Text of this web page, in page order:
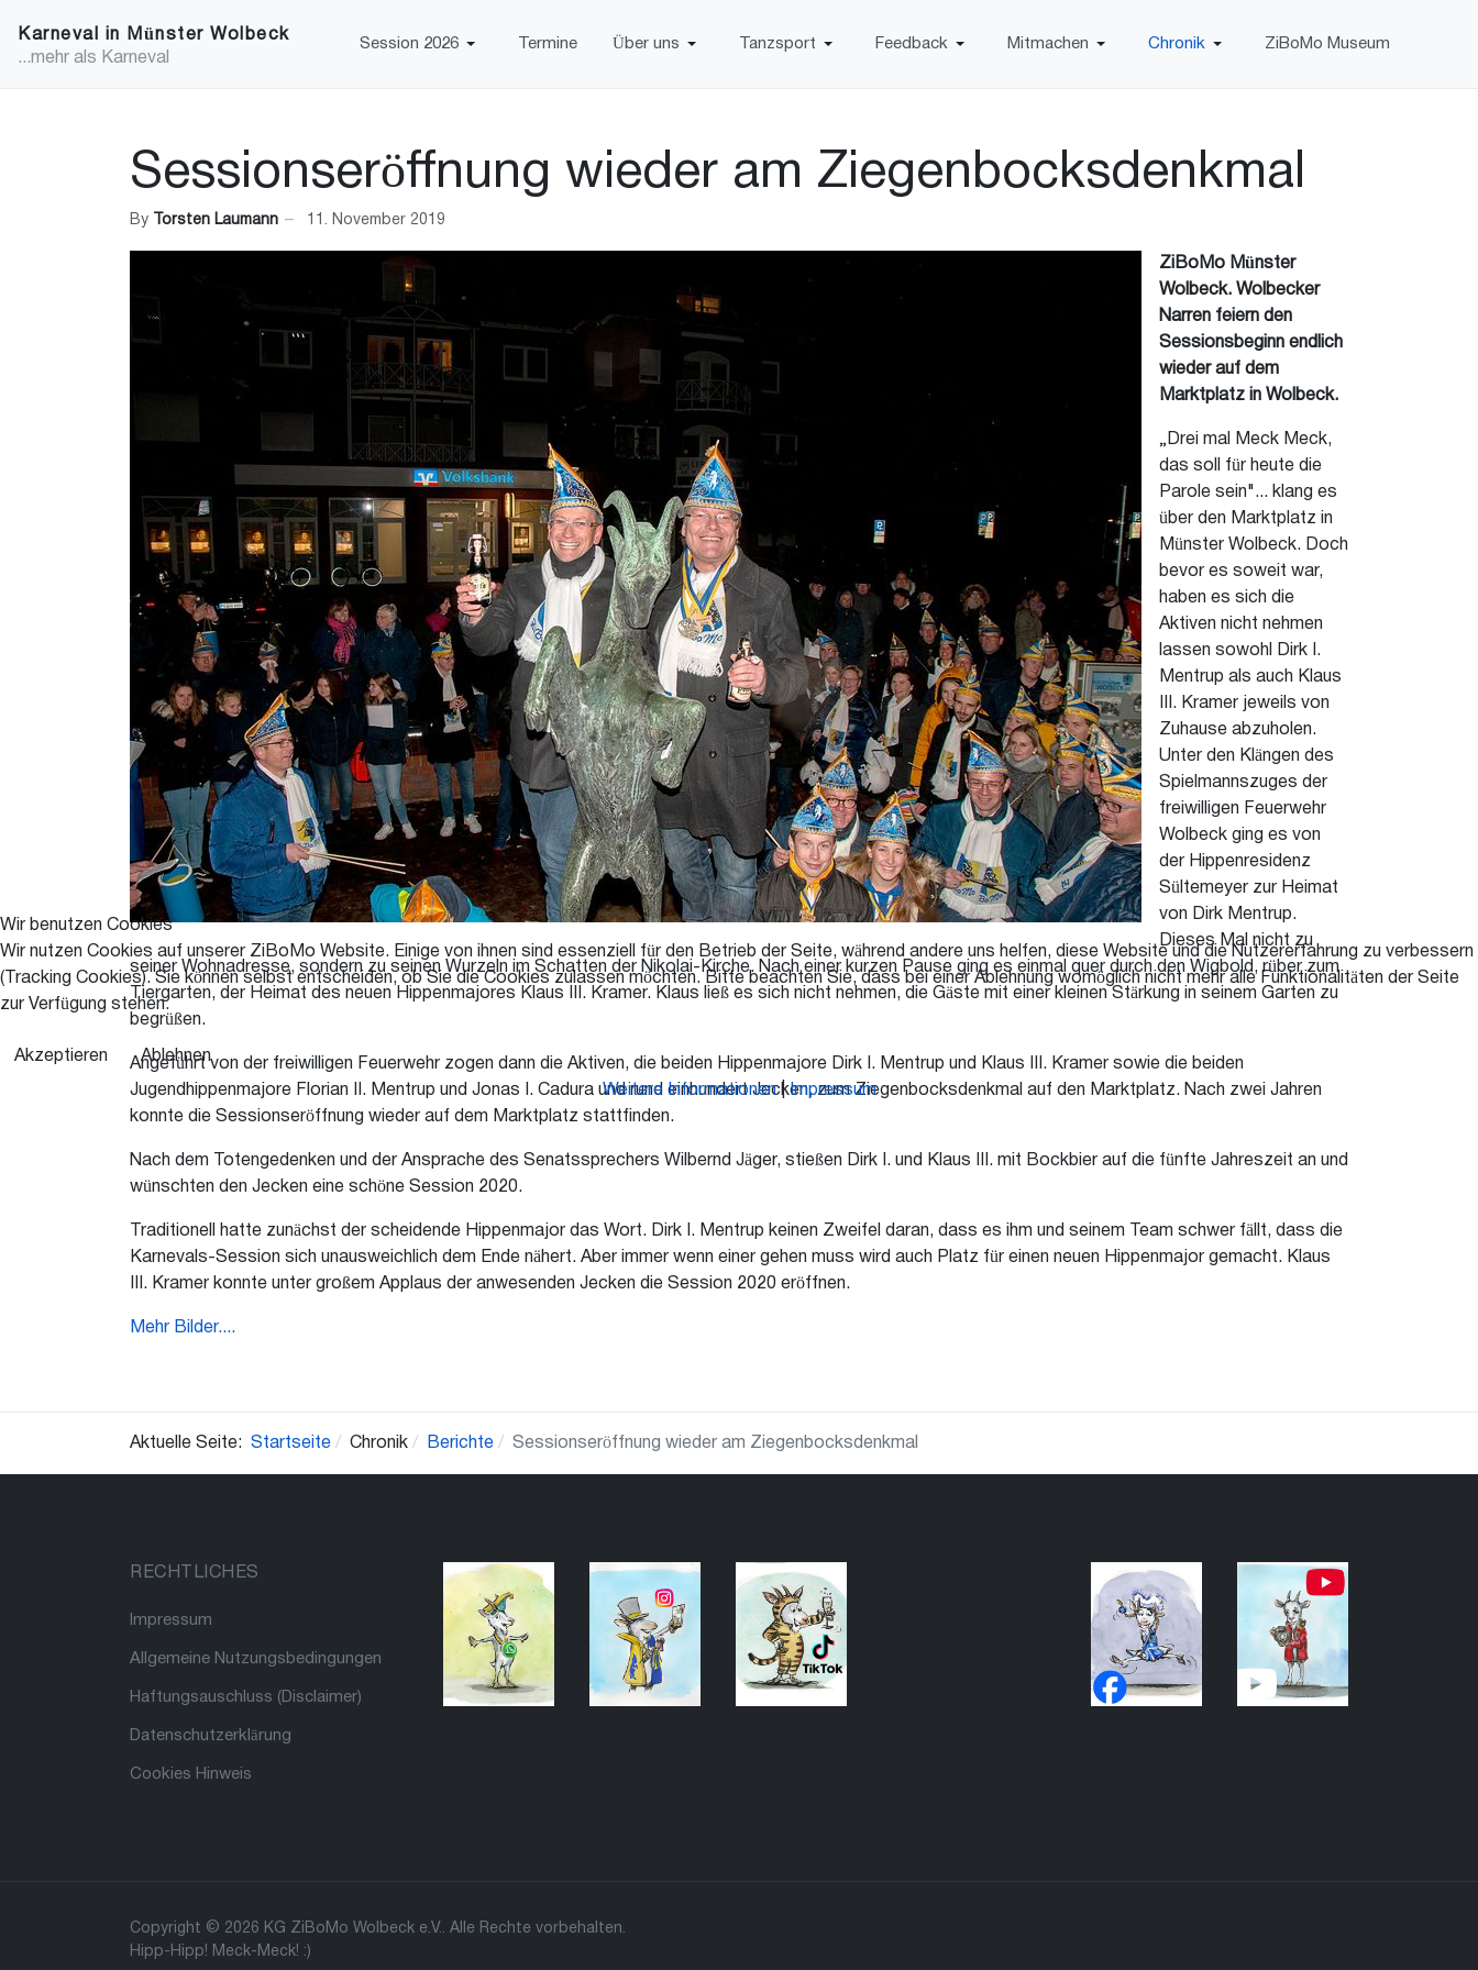
Karneval in Münster Wolbeck
...mehr als Karneval
Session 2026 Termine Über uns Tanzsport Feedback Mitmachen Chronik ZiBoMo Museum
Sessionseröffnung wieder am Ziegenbocksdenkmal
By Torsten Laumann 11. November 2019
ZiBoMo Münster
Wolbeck. Wolbecker
Narren feiern den
Sessionsbeginn endlich
wieder auf dem
Marktplatz in Wolbeck.
„Drei mal Meck Meck,
das soll für heute die
Parole sein"... klang es
über den Marktplatz in
Münster Wolbeck. Doch
bevor es soweit war,
haben es sich die
Aktiven nicht nehmen
lassen sowohl Dirk I.
Mentrup als auch Klaus
III. Kramer jeweils von
Zuhause abzuholen.
Unter den Klängen des
Spielmannszuges der
freiwilligen Feuerwehr
Wolbeck ging es von
der Hippenresidenz
Sültemeyer zur Heimat
von Dirk Mentrup.
Dieses Mal nicht zu
seiner Wohnadresse, sondern zu seinen Wurzeln im Schatten der Nikolai-Kirche. Nach einer kurzen Pause ging es einmal quer durch den Wigbold, rüber zum
Tiergarten, der Heimat des neuen Hippenmajores Klaus III. Kramer. Klaus ließ es sich nicht nehmen, die Gäste mit einer kleinen Stärkung in seinem Garten zu
begrüßen.
Angeführt von der freiwilligen Feuerwehr zogen dann die Aktiven, die beiden Hippenmajore Dirk I. Mentrup und Klaus III. Kramer sowie die beiden
Jugendhippenmajore Florian II. Mentrup und Jonas I. Cadura und rund einhundert Jecken, zum Ziegenbocksdenkmal auf den Marktplatz. Nach zwei Jahren
konnte die Sessionseröffnung wieder auf dem Marktplatz stattfinden.
Nach dem Totengedenken und der Ansprache des Senatssprechers Wilbernd Jäger, stießen Dirk I. und Klaus III. mit Bockbier auf die fünfte Jahreszeit an und
wünschten den Jecken eine schöne Session 2020.
Traditionell hatte zunächst der scheidende Hippenmajor das Wort. Dirk I. Mentrup keinen Zweifel daran, dass es ihm und seinem Team schwer fällt, dass die
Karnevals-Session sich unausweichlich dem Ende nähert. Aber immer wenn einer gehen muss wird auch Platz für einen neuen Hippenmajor gemacht. Klaus
III. Kramer konnte unter großem Applaus der anwesenden Jecken die Session 2020 eröffnen.
Mehr Bilder....
Aktuelle Seite: Startseite Chronik Berichte Sessionseröffnung wieder am Ziegenbocksdenkmal
RECHTLICHES
Impressum
Allgemeine Nutzungsbedingungen
Haftungsauschluss (Disclaimer)
Datenschutzerklärung
Cookies Hinweis
Copyright © 2026 KG ZiBoMo Wolbeck e.V.. Alle Rechte vorbehalten.
Hipp-Hipp! Meck-Meck! :)
Wir benutzen Cookies
Wir nutzen Cookies auf unserer ZiBoMo Website. Einige von ihnen sind essenziell für den Betrieb der Seite, während andere uns helfen, diese Website und die Nutzererfahrung zu verbessern
(Tracking Cookies). Sie können selbst entscheiden, ob Sie die Cookies zulassen möchten. Bitte beachten Sie, dass bei einer Ablehnung womöglich nicht mehr alle Funktionalitäten der Seite
zur Verfügung stehen.
Akzeptieren Ablehnen
Weitere Informationen|Impressum